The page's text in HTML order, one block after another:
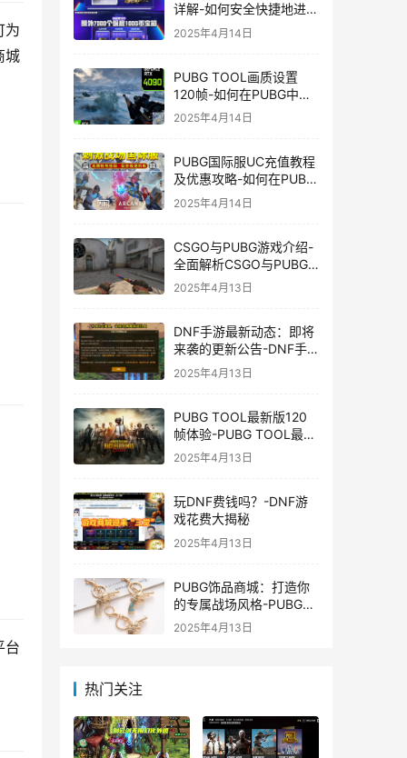
为
城
台
详解-如何安全快捷地进行
PUBG MOBILE充值
2025年4月14日
PUBG TOOL画质设置
120帧-如何在PUBG中使
用PUBG TOOL实现120
2025年4月14日
PUBG国际服UC充值教程
及优惠攻略-如何在PUBG
国际服中进行高效且安全
的UC充值
2025年4月14日
CSGO与PUBG游戏介绍-
全面解析CSGO与PUBG
这两款热门射击游戏
2025年4月13日
DNF手游最新动态：即将
来袭的更新公告-DNF手
游最新消息与更新时间表
2025年4月13日
PUBG TOOL最新版120
帧体验-PUBG TOOL最新
版120帧游戏体验优化
2025年4月13日
玩DNF费钱吗？-DNF游
戏花费大揭秘
2025年4月13日
PUBG饰品商城：打造你
的专属战场风格-PUBG游
戏内饰品购买指南
2025年4月13日
热门关注